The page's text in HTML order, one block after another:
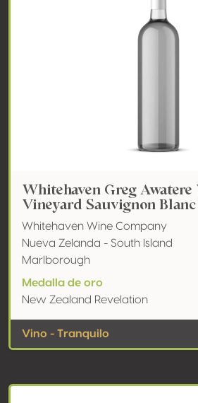
Whitehaven Greg
Vineyard Sauvignon Blanc
Whitehaven Wine Company
Nueva Zelanda - South Island
Marlborough
Medalla de oro
New Zealand Revelation
Vino - Tranquilo